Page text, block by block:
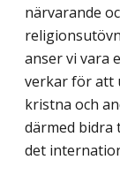
närvarande
anser vi vara
verkar för att
kristna och
därmed bidra
det